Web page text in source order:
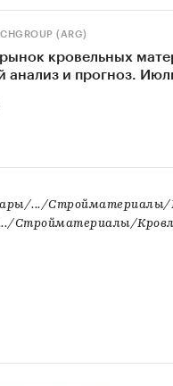
(ARG)
кровельных
анализ и прогноз.
.../Стройматериалы/
Стройматериалы/